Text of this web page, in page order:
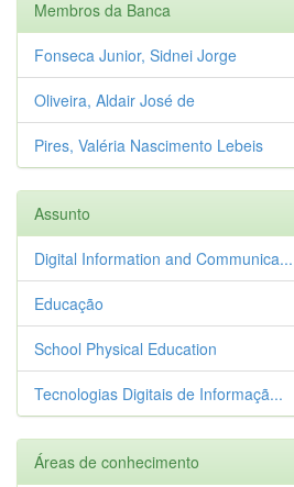
Membros da Banca
Fonseca Junior, Sidnei Jorge
Oliveira, Aldair José de
Pires, Valéria Nascimento Lebeis
Assunto
Digital Information and Communica...
Educação
School Physical Education
Tecnologias Digitais de Informaçã...
Áreas de conhecimento